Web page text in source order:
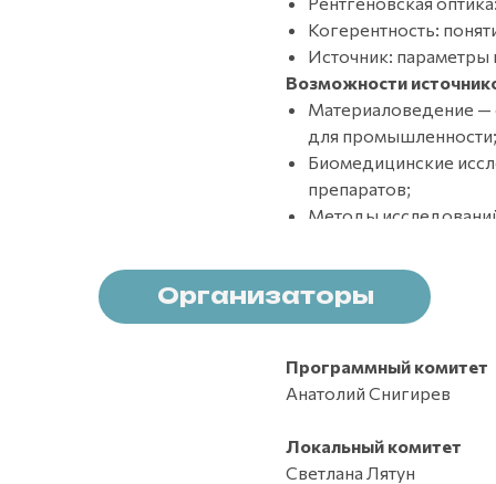
Когерентность:
Источник: параметры
Возможности
Материаловедение —
для промышленности;
Биомедицинские
препаратов;
Методы
Организаторы
Программный комитет
Анатолий Снигирев
Локальный комитет
Светлана Лятун